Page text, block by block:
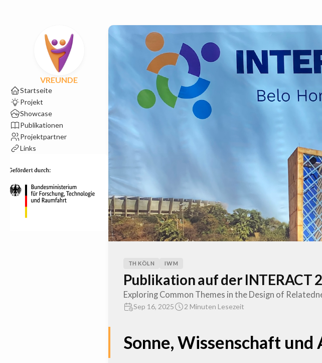
VREUNDE
Startseite
Projekt
Showcase
Publikationen
Projektpartner
Links
TH KÖLN IWM
Publikation auf der INTERACT
Exploring Common Themes in the Design of
Sep 16, 2025 2 Minuten Lesezeit
Sonne, Wissenschaft und